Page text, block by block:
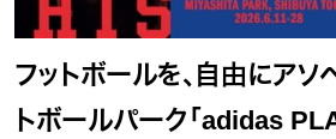
フットボールを、自由にアソ
トボールパーク「adidas